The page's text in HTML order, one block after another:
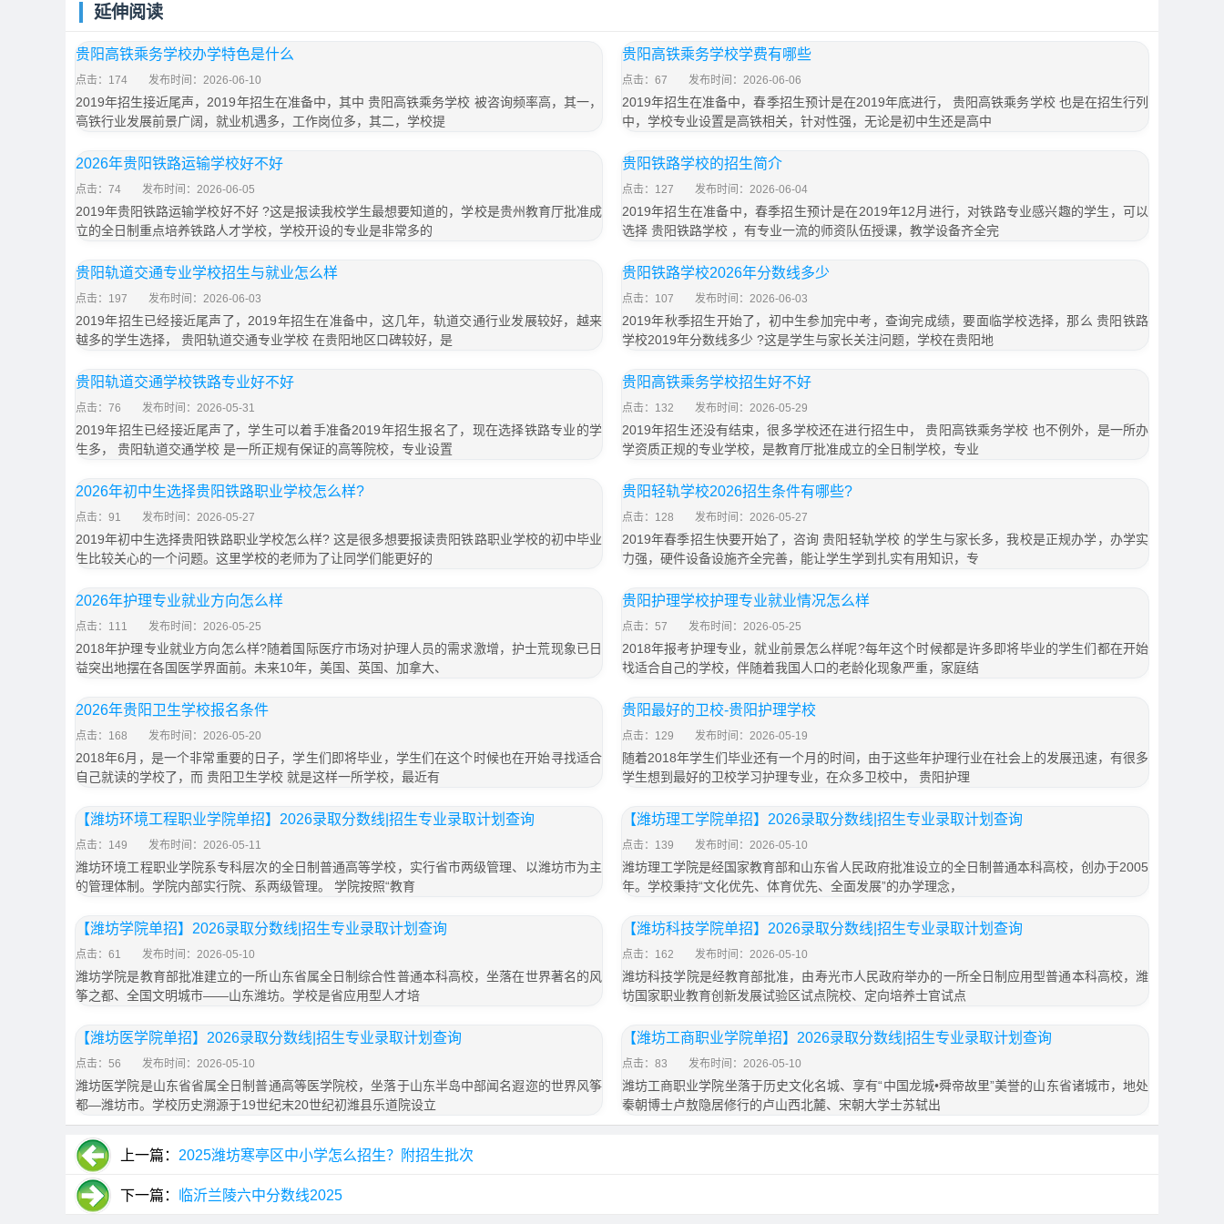
延伸阅读
贵阳高铁乘务学校办学特色是什么
点击：174 发布时间：2026-06-10
2019年招生接近尾声，2019年招生在准备中，其中 贵阳高铁乘务学校 被咨询频率高，其一，
高铁行业发展前景广阔，就业机遇多，工作岗位多，其二，学校提
贵阳高铁乘务学校学费有哪些
点击：67 发布时间：2026-06-06
2019年招生在准备中，春季招生预计是在2019年底进行， 贵阳高铁乘务学校 也是在招生行列
中，学校专业设置是高铁相关，针对性强，无论是初中生还是高中
2026年贵阳铁路运输学校好不好
点击：74 发布时间：2026-06-05
2019年贵阳铁路运输学校好不好 ?这是报读我校学生最想要知道的，学校是贵州教育厅批准成
立的全日制重点培养铁路人才学校，学校开设的专业是非常多的
贵阳铁路学校的招生简介
点击：127 发布时间：2026-06-04
2019年招生在准备中，春季招生预计是在2019年12月进行，对铁路专业感兴趣的学生，可以
选择 贵阳铁路学校 ，有专业一流的师资队伍授课，教学设备齐全完
贵阳轨道交通专业学校招生与就业怎么样
点击：197 发布时间：2026-06-03
2019年招生已经接近尾声了，2019年招生在准备中，这几年，轨道交通行业发展较好，越来
越多的学生选择， 贵阳轨道交通专业学校 在贵阳地区口碑较好，是
贵阳铁路学校2026年分数线多少
点击：107 发布时间：2026-06-03
2019年秋季招生开始了，初中生参加完中考，查询完成绩，要面临学校选择，那么 贵阳铁路
学校2019年分数线多少 ?这是学生与家长关注问题，学校在贵阳地
贵阳轨道交通学校铁路专业好不好
点击：76 发布时间：2026-05-31
2019年招生已经接近尾声了，学生可以着手准备2019年招生报名了，现在选择铁路专业的学
生多， 贵阳轨道交通学校 是一所正规有保证的高等院校，专业设置
贵阳高铁乘务学校招生好不好
点击：132 发布时间：2026-05-29
2019年招生还没有结束，很多学校还在进行招生中， 贵阳高铁乘务学校 也不例外，是一所办
学资质正规的专业学校，是教育厅批准成立的全日制学校，专业
2026年初中生选择贵阳铁路职业学校怎么样?
点击：91 发布时间：2026-05-27
2019年初中生选择贵阳铁路职业学校怎么样? 这是很多想要报读贵阳铁路职业学校的初中毕业
生比较关心的一个问题。这里学校的老师为了让同学们能更好的
贵阳轻轨学校2026招生条件有哪些?
点击：128 发布时间：2026-05-27
2019年春季招生快要开始了，咨询 贵阳轻轨学校 的学生与家长多，我校是正规办学，办学实
力强，硬件设备设施齐全完善，能让学生学到扎实有用知识，专
2026年护理专业就业方向怎么样
点击：111 发布时间：2026-05-25
2018年护理专业就业方向怎么样?随着国际医疗市场对护理人员的需求激增，护士荒现象已日
益突出地摆在各国医学界面前。未来10年，美国、英国、加拿大、
贵阳护理学校护理专业就业情况怎么样
点击：57 发布时间：2026-05-25
2018年报考护理专业，就业前景怎么样呢?每年这个时候都是许多即将毕业的学生们都在开始
找适合自己的学校，伴随着我国人口的老龄化现象严重，家庭结
2026年贵阳卫生学校报名条件
点击：168 发布时间：2026-05-20
2018年6月，是一个非常重要的日子，学生们即将毕业，学生们在这个时候也在开始寻找适合
自己就读的学校了，而 贵阳卫生学校 就是这样一所学校，最近有
贵阳最好的卫校-贵阳护理学校
点击：129 发布时间：2026-05-19
随着2018年学生们毕业还有一个月的时间，由于这些年护理行业在社会上的发展迅速，有很多
学生想到最好的卫校学习护理专业，在众多卫校中， 贵阳护理
【潍坊环境工程职业学院单招】2026录取分数线|招生专业录取计划查询
点击：149 发布时间：2026-05-11
潍坊环境工程职业学院系专科层次的全日制普通高等学校，实行省市两级管理、以潍坊市为主
的管理体制。学院内部实行院、系两级管理。 学院按照“教育
【潍坊理工学院单招】2026录取分数线|招生专业录取计划查询
点击：139 发布时间：2026-05-10
潍坊理工学院是经国家教育部和山东省人民政府批准设立的全日制普通本科高校，创办于2005
年。学校秉持“文化优先、体育优先、全面发展”的办学理念，
【潍坊学院单招】2026录取分数线|招生专业录取计划查询
点击：61 发布时间：2026-05-10
潍坊学院是教育部批准建立的一所山东省属全日制综合性普通本科高校，坐落在世界著名的风
筝之都、全国文明城市——山东潍坊。学校是省应用型人才培
【潍坊科技学院单招】2026录取分数线|招生专业录取计划查询
点击：162 发布时间：2026-05-10
潍坊科技学院是经教育部批准，由寿光市人民政府举办的一所全日制应用型普通本科高校，潍
坊国家职业教育创新发展试验区试点院校、定向培养士官试点
【潍坊医学院单招】2026录取分数线|招生专业录取计划查询
点击：56 发布时间：2026-05-10
潍坊医学院是山东省省属全日制普通高等医学院校，坐落于山东半岛中部闻名遐迩的世界风筝
都—潍坊市。学校历史溯源于19世纪末20世纪初潍县乐道院设立
【潍坊工商职业学院单招】2026录取分数线|招生专业录取计划查询
点击：83 发布时间：2026-05-10
潍坊工商职业学院坐落于历史文化名城、享有“中国龙城•舜帝故里”美誉的山东省诸城市，地处
秦朝博士卢敖隐居修行的卢山西北麓、宋朝大学士苏轼出
上一篇： 2025潍坊寒亭区中小学怎么招生？附招生批次
下一篇： 临沂兰陵六中分数线2025